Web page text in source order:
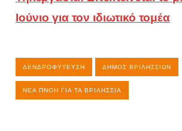
Ιούνιο για τον ιδιωτικό τομέα
ΔΕΝΔΡΟΦΎΤΕΥΣΗ ΔΉΜΟΣ ΒΡΙΛΗΣΣΊΩΝ
ΝΈΑ ΠΝΟΉ ΓΙΑ ΤΑ ΒΡΙΛΉΣΣΙΑ